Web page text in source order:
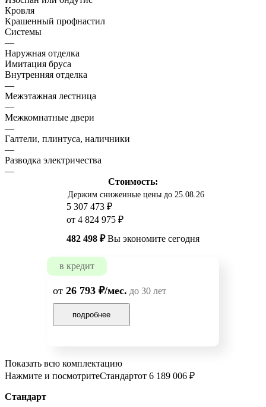
Кровля
Крашенный профнастил
Системы
—
Наружная отделка
Имитация бруса
Внутренняя отделка
—
Межэтажная лестница
—
Межкомнатные двери
—
Галтели, плинтуса, наличники
—
Разводка электричества
—
Стоимость:
Держим сниженные цены до 25.08.26
5 307 473 ₽
от 4 824 975 ₽
482 498 ₽Вы экономите сегодня
в кредит
от 26 793 ₽/мес. до 30 лет
подробнее
Показать всю комплектацию
Нажмите и посмотритеСтандартот 6 189 006 ₽
Стандарт